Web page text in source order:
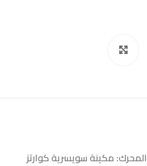
المحرك: مكينة سويسرية كوارتز